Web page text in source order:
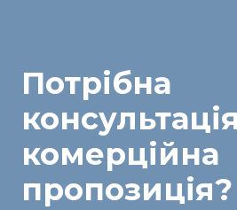
Потрібна
консультація
комерційна
пропозиція?